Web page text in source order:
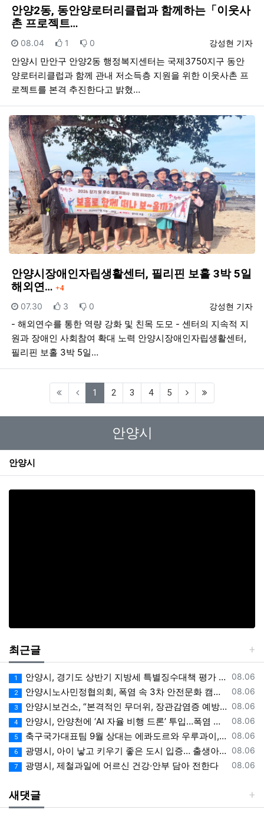
안양2동, 동안양로터리클럽과 함께하는「이웃사
촌 프로젝트…
등록자
강성현 기자
등록일
08.04 추천
1 비추천
0
안양시 만안구 안양2동 행정복지센터는 국제3750지구 동안
양로터리클럽과 함께 관내 저소득층 지원을 위한 이웃사촌 프
로젝트를 본격 추진한다고 밝혔…
안양시장애인자립생활센터, 필리핀 보홀 3박 5일
해외연… 댓글
4
등록자
강성현 기자
등록일
07.30 추천
3 비추천
0
- 해외연수를 통한 역량 강화 및 친목 도모 - 센터의 지속적 지
원과 장애인 사회참여 확대 노력 안양시장애인자립생활센터,
필리핀 보홀 3박 5일…
1 (current)
2 3 4 5
안양시
안양시
최근글
등록일
08.06
1 안양시, 경기도 상반기 지방세 특별징수대책 평가 ‘우수상’
등록일
08.06
2 안양시노사민정협의회, 폭염 속 3차 안전문화 캠페인 전개
등록일
08.06
3 안양시보건소, “본격적인 무더위, 장관감염증 예방에 각별한 주의 필요”
등록일
08.06
4 안양시, 안양천에 ‘AI 자율 비행 드론’ 투입…폭염 속 온열 질환 예방 계도
등록일
08.06
5 축구국가대표팀 9월 상대는 에콰도르와 우루과이, 9.10월 A매치 4연전 상대 모두 확정
등록일
08.06
6 광명시, 아이 낳고 키우기 좋은 도시 입증… 출생아 증가율 경기도 1위
등록일
08.06
7 광명시, 제철과일에 어르신 건강·안부 담아 전한다
새댓글